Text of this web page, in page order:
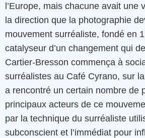
l’Europe, mais chacune avait une
la direction que la photographie
mouvement surréaliste, fondé en
catalyseur d’un changement qui
Cartier-Bresson commença à
surréalistes au Café Cyrano, sur
a rencontré un certain nombre de
principaux acteurs de ce
par la technique du surréaliste
subconscient et l’immédiat pour